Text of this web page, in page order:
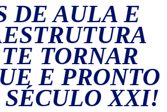
DE AULA E
TORNAR
E PRONTO
SÉCULO XXI!